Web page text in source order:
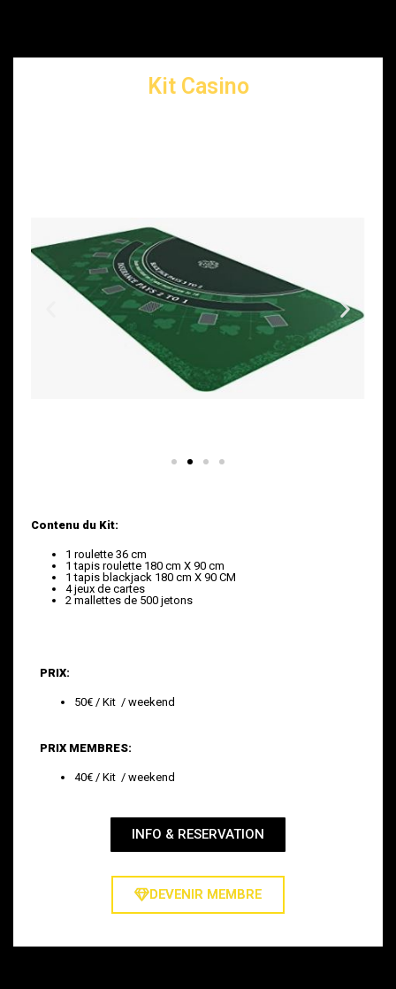
Kit Casino
Contenu du Kit:
1 roulette 36 cm
1 tapis roulette 180 cm X 90 cm
1 tapis blackjack 180 cm X 90 CM
4 jeux de cartes
2 mallettes de 500 jetons
PRIX:
50€ / Kit / weekend
PRIX MEMBRES:
40€ / Kit / weekend
INFO & RESERVATION
DEVENIR MEMBRE